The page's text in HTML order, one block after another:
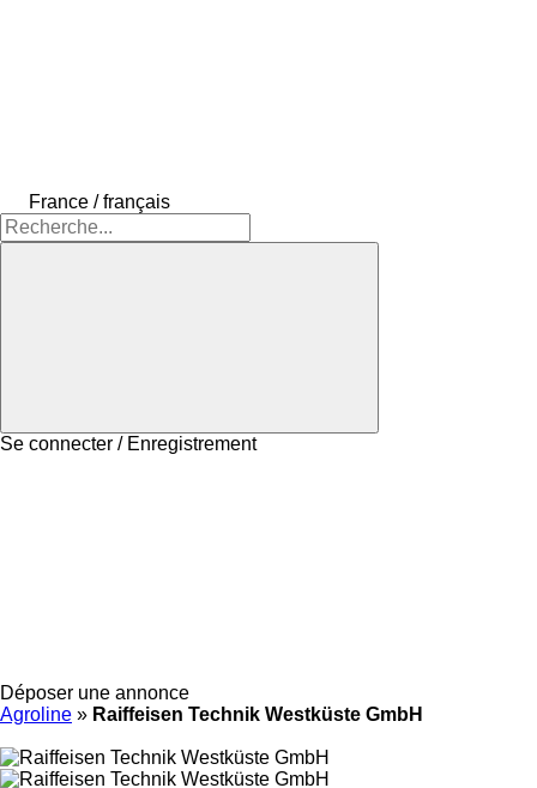
France / français
Se connecter / Enregistrement
Déposer une annonce
Agroline » Raiffeisen Technik Westküste GmbH